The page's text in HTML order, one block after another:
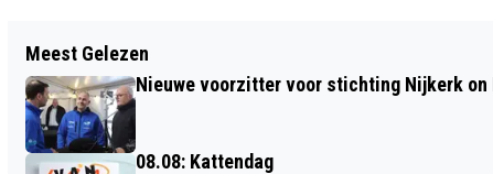
PADDESTOEL AAN AMERSFOORTSEWEG
VOORLOPIG DICHT
Meest Gelezen
Nieuwe voorzitter voor stichting Nijkerk on
08.08: Kattendag